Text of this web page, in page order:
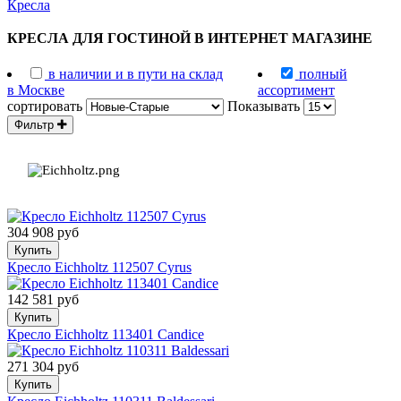
Кресла
КРЕСЛА ДЛЯ ГОСТИНОЙ В ИНТЕРНЕТ МАГАЗИНЕ
в наличии и в пути на склад
в Москве
полный
ассортимент
сортировать
Показывать
Фильтр
304 908 руб
Купить
Кресло Eichholtz 112507 Cyrus
142 581 руб
Купить
Кресло Eichholtz 113401 Candice
271 304 руб
Купить